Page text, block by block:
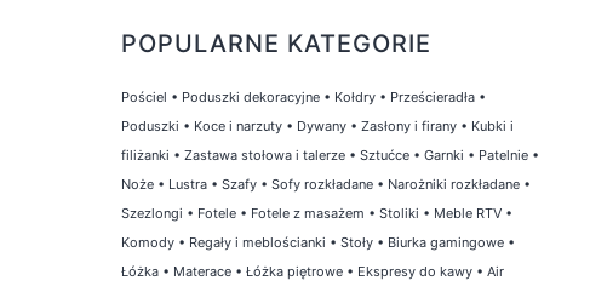
POPULARNE KATEGORIE
Pościel • Poduszki dekoracyjne • Kołdry • Prześcieradła •
Poduszki • Koce i narzuty • Dywany • Zasłony i firany • Kubki i
filiżanki • Zastawa stołowa i talerze • Sztućce • Garnki • Patelnie •
Noże • Lustra • Szafy • Sofy rozkładane • Narożniki rozkładane •
Szezlongi • Fotele • Fotele z masażem • Stoliki • Meble RTV •
Komody • Regały i meblościanki • Stoły • Biurka gamingowe •
Łóżka • Materace • Łóżka piętrowe • Ekspresy do kawy • Air